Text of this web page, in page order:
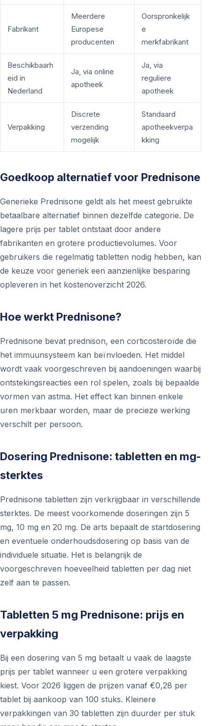
Fabrikant
Meerdere
Europese
producenten
Oorspronkelijk
e
merkfabrikant
Beschikbaarh
eid in
Nederland
Ja, via online
apotheek
Ja, via
reguliere
apotheek
Verpakking
Discrete
verzending
mogelijk
Standaard
apotheekverpa
kking
Goedkoop alternatief voor Prednisone
Generieke Prednisone geldt als het meest gebruikte
betaalbare alternatief binnen dezelfde categorie. De
lagere prijs per tablet ontstaat door andere
fabrikanten en grotere productievolumes. Voor
gebruikers die regelmatig tabletten nodig hebben, kan
de keuze voor generiek een aanzienlijke besparing
opleveren in het kostenoverzicht 2026.
Hoe werkt Prednisone?
Prednisone bevat prednison, een corticosteroïde die
het immuunsysteem kan beïnvloeden. Het middel
wordt vaak voorgeschreven bij aandoeningen waarbij
ontstekingsreacties een rol spelen, zoals bij bepaalde
vormen van astma. Het effect kan binnen enkele
uren merkbaar worden, maar de precieze werking
verschilt per persoon.
Dosering Prednisone: tabletten en mg-
sterktes
Prednisone tabletten zijn verkrijgbaar in verschillende
sterktes. De meest voorkomende doseringen zijn 5
mg, 10 mg en 20 mg. De arts bepaalt de startdosering
en eventuele onderhoudsdosering op basis van de
individuele situatie. Het is belangrijk de
voorgeschreven hoeveelheid tabletten per dag niet
zelf aan te passen.
Tabletten 5 mg Prednisone: prijs en
verpakking
Bij een dosering van 5 mg betaalt u vaak de laagste
prijs per tablet wanneer u een grotere verpakking
kiest. Voor 2026 liggen de prijzen vanaf €0,28 per
tablet bij aankoop van 100 stuks. Kleinere
verpakkingen van 30 tabletten zijn duurder per stuk